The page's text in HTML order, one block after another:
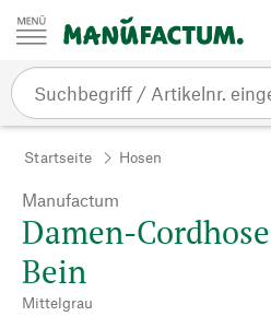
Zum Inhalt springen
Startseite Hosen
Manufactum
Damen-
Bein
Mittelgrau